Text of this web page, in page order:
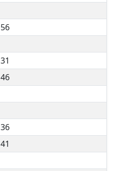
56
31
46
36
41